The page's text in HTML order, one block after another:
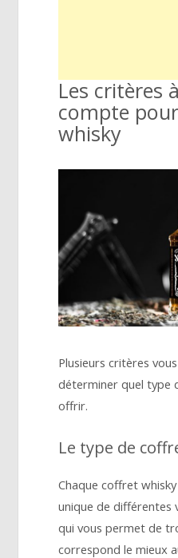
Les critères
compte
whisky
Plusieurs critères
déterminer quel type
offrir.
Le type de
Chaque coffret
unique de différentes
qui vous permet de
correspond le mieux